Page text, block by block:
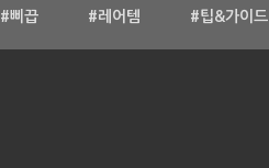
#삐끕 #레어템 #팁&가이드